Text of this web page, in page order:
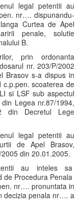
legal petentii au
nr…. dispunandu-
Curtea de Apel
penale, solutie
B.
prin ordonanta
nr. 203/P/2002
Brasov s-a dispus in
scoaterea de
si LSF sub aspectul
Legea nr.87/1994,
din Decretul Lege
legal petentii au
de Apel Brasov,
din 20.01.2005.
au inteles sa
de Procedura Penala
nr…. pronuntata in
decizia penala nr…. a